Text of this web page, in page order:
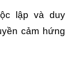
lập và duy
cảm hứng